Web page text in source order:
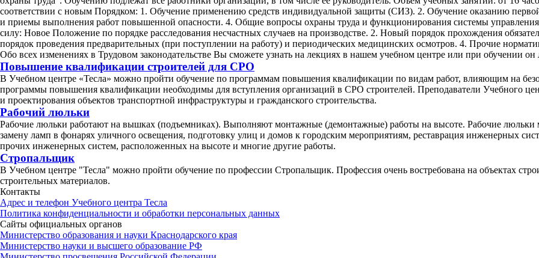
соответствии с новым Порядком: 1. Обучение применению средств индивидуальной защиты (СИЗ). 2. Обучение оказанию
и приемы выполнения работ повышенной опасности. 4. Общие вопросы охраны труда и функционирования системы управления
силу: Новое Положение по порядке расследования несчастных случаев на производстве. 2. Новый порядок прохождения
порядок проведения предварительных (при поступлении на работу) и периодических медицинских осмотров. 4. Прочие
Обо всех изменениях в Трудовом законодательстве Вы сможете узнать на лекциях в нашем учебном центре или при обучении он
Повышение квалификации строителей для СРО
В Учебном центре «Тесла» можно пройти обучение по программам повышения квалификации по видам работ, влияющим на
программы повышения квалификации необходимы для вступления организаций в СРО строителей. Преподаватели Учебного
и проектирования объектов транспортной инфраструктуры и гражданского строительства.
Рабочий люльки
Рабочие люльки работают на вышках (подъемниках). Выполняют монтажные (демонтажные) работы на высоте. Рабочие
замену ламп в фонарях уличного освещения, подготовку улиц и домов к городским мероприятиям, реставрация инженерных
прочих инженерных систем, расположенных на высоте и многие другие работы.
Стропальщик
В Учебном центре "Тесла" можно пройти обучение по профессии Стропальщик. Профессия очень востребована на объектах
строительных материалов.
Контакты
Адрес и телефон Учебного центра Тесла
Политика конфиденциальности и обработки персональных данных
Сайты официальных органов
Министерство образования и науки Краснодарского края
Министерство науки и высшего образование РФ